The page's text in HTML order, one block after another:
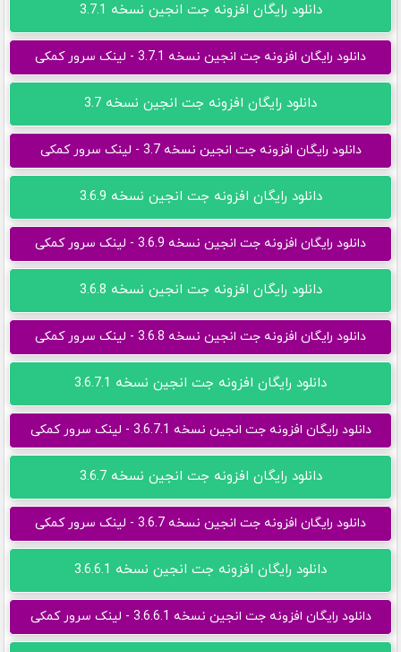
دانلود رایگان افزونه جت انجین نسخه 3.7.1
دانلود رایگان افزونه جت انجین نسخه 3.7.1 - لینک سرور کمکی
دانلود رایگان افزونه جت انجین نسخه 3.7
دانلود رایگان افزونه جت انجین نسخه 3.7 - لینک سرور کمکی
دانلود رایگان افزونه جت انجین نسخه 3.6.9
دانلود رایگان افزونه جت انجین نسخه 3.6.9 - لینک سرور کمکی
دانلود رایگان افزونه جت انجین نسخه 3.6.8
دانلود رایگان افزونه جت انجین نسخه 3.6.8 - لینک سرور کمکی
دانلود رایگان افزونه جت انجین نسخه 3.6.7.1
دانلود رایگان افزونه جت انجین نسخه 3.6.7.1 - لینک سرور کمکی
دانلود رایگان افزونه جت انجین نسخه 3.6.7
دانلود رایگان افزونه جت انجین نسخه 3.6.7 - لینک سرور کمکی
دانلود رایگان افزونه جت انجین نسخه 3.6.6.1
دانلود رایگان افزونه جت انجین نسخه 3.6.6.1 - لینک سرور کمکی